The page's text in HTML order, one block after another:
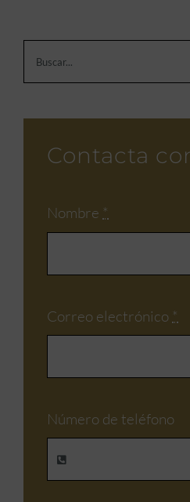
Contacta
Nombre *
Correo electrónico *
Número de teléfono